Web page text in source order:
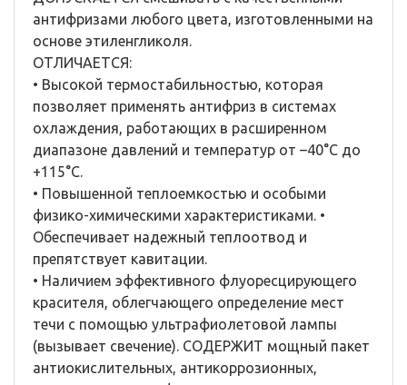
антифризами любого цвета, изготовленными на
основе этиленгликоля.
ОТЛИЧАЕТСЯ:
• Высокой термостабильностью, которая
позволяет применять антифриз в системах
охлаждения, работающих в расширенном
диапазоне давлений и температур от –40°С до
+115°С.
• Повышенной теплоемкостью и особыми
физико-химическими характеристиками. •
Обеспечивает надежный теплоотвод и
препятствует кавитации.
• Наличием эффективного флуоресцирующего
красителя, облегчающего определение мест
течи с помощью ультрафиолетовой лампы
(вызывает свечение). СОДЕРЖИТ мощный пакет
антиокислительных, антикоррозионных,